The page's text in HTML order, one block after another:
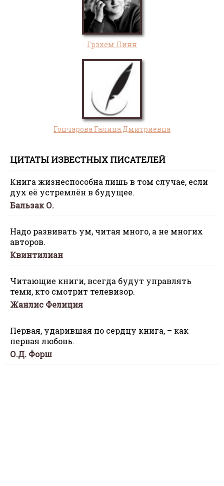
Грэхем Линн
Гончарова Галина Дмитриевна
ЦИТАТЫ ИЗВЕСТНЫХ ПИСАТЕЛЕЙ
Книга жизнеспособна лишь в том случае, если
дух её устремлён в будущее.
Бальзак О.
Надо развивать ум, читая много, а не многих
авторов.
Квинтилиан
Читающие книги, всегда будут управлять
теми, кто смотрит телевизор.
Жанлис Фелиция
Первая, ударившая по сердцу книга, – как
первая любовь.
О.Д. Форш